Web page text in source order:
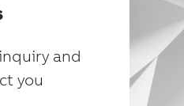
and
you